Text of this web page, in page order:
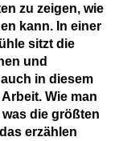
zu zeigen, wie
kann. In einer
sitzt die
und
in diesem
Wie man
die größten
erzählen